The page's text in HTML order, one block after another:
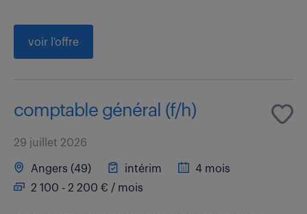
voir l'offre
comptable général (f/h)
29 juillet 2026
Angers (49) intérim
4 mois
2 100 - 2 200 € / mois